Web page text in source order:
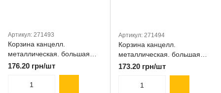
Артикул: 271493
Корзина канцелл.
металлическая. большая
(23. 5*29. 5*33. 5см) круглая.
176.20 грн/шт
Артикул: 271494
Корзина канцелл.
металлическая. большая
(23. 5*29.5*33.5cм) круглая.
серебряная. Leader
173.20 грн/шт